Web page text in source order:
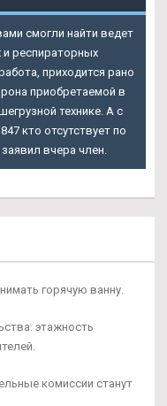
смогли найти ведет
и респираторных
приходится рано
приобретаемой в
технике. А с
кто отсутствует по
вчера член.
горячую ванну.
этажность
комиссии станут